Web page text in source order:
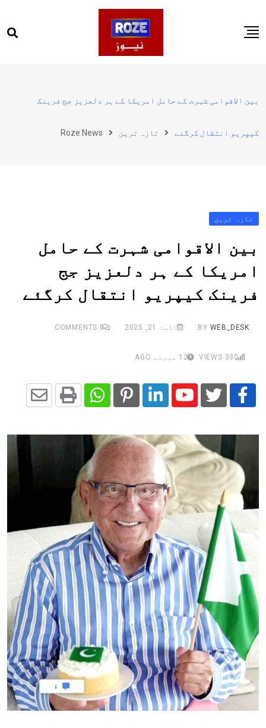
to
پاکستان
کھیل
بین الاقوامی شہرت کے حامل امریکا کے ہر دلعزیز جج فرینک
کیپریو انتقال کرگئے تازہ ترین Roze News
تازہ ترین
بین الاقوامی شہرت کے حامل
امریکا کے ہر دلعزیز جج
فرینک کیپریو انتقال کرگئے
BY WEB_DESK اگست 21, 2025 0
330 12 مہینے AGO
Youtube
LinkedIn
Pinterest
Whatsapp
Print
via
Email